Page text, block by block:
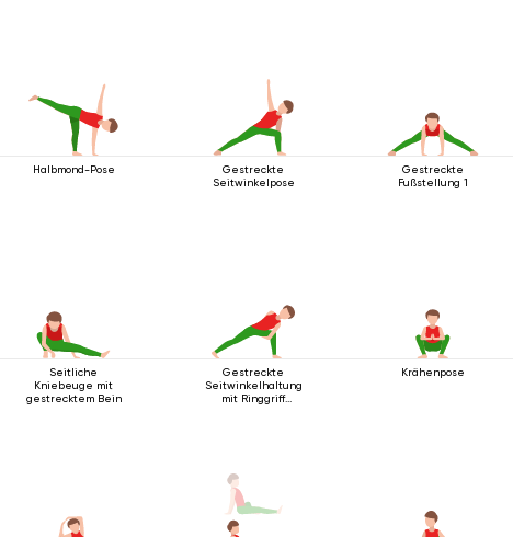
Halbmond-Pose
Gestreckte
Seitwinkelpose
Gestreckte
Fußstellung 1
Seitliche
Kniebeuge mit
gestrecktem Bein
Gestreckte
Seitwinkelhaltung
mit Ringgriff
Krähenpose